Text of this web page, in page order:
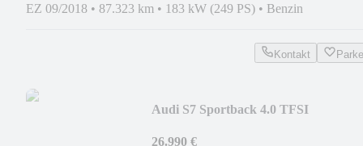
EZ 09/2018 • 87.323 km • 183 kW (249 PS) • Benzin
Kontakt
Audi S7 Sportback 4.0 TFSI
26.990 €